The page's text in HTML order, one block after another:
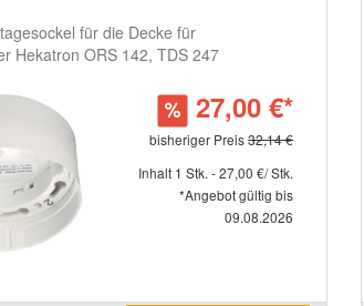
für die Decke für
Hekatron ORS 142, TDS 247
27,00 €*
bisheriger Preis32,14 €
Inhalt 1 Stk. - 27,00 €/ Stk.
*Angebot gültig bis
09.08.2026